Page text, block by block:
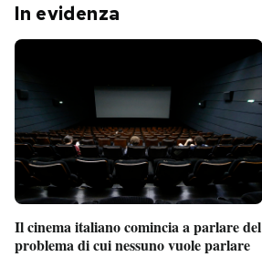
In evidenza
Il cinema italiano comincia a parlare del
problema di cui nessuno vuole parlare